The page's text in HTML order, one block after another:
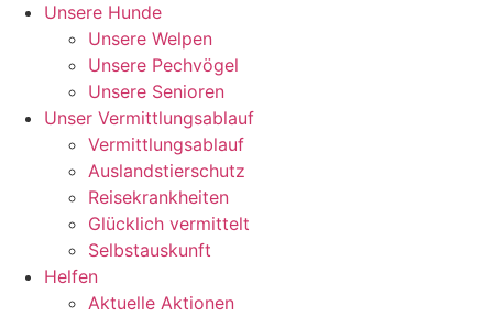
Unsere Hunde
Unsere Welpen
Unsere Pechvögel
Unsere Senioren
Unser Vermittlungsablauf
Vermittlungsablauf
Auslandstierschutz
Reisekrankheiten
Glücklich vermittelt
Selbstauskunft
Helfen
Aktuelle Aktionen